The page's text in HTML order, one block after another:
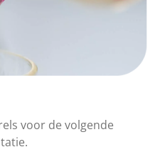
voor de volgende